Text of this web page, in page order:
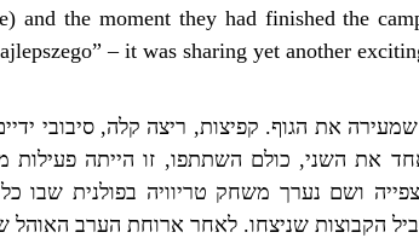
and the moment they had finished the
– it was sharing yet another
שמעירה את הגוף. קפיצות, ריצה קלה,סיבובי
את השני, כולם השתתפו, זו הייתה פעילות
ושם נערך משחק טריוויה בפולנית שבו
הקבוצות שניצחו. לאחר ארוחת הערב האוהל